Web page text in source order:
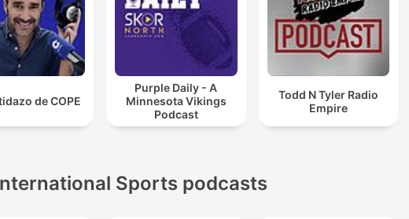
de COPE
Purple Daily - A
Minnesota Vikings
Podcast
Todd N Tyler Radio
Empire
Sports podcasts